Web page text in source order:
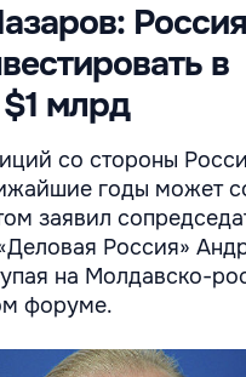
Россия
в
млрд
со стороны
годы может
заявил
Россия»
на Молдавско-
форуме.